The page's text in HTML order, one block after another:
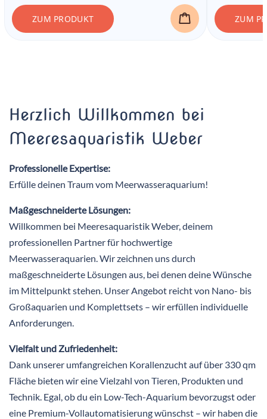
ZUM PRODUKT ZUM
Herzlich Willkommen bei
Meeresaquaristik Weber
Professionelle Expertise:
Erfülle deinen Traum vom Meerwasseraquarium!
Maßgeschneiderte Lösungen:
Willkommen bei Meeresaquaristik Weber, deinem
professionellen Partner für hochwertige
Meerwasseraquarien. Wir zeichnen uns durch
maßgeschneiderte Lösungen aus, bei denen deine Wünsche
im Mittelpunkt stehen. Unser Angebot reicht von Nano- bis
Großaquarien und Komplettsets – wir erfüllen individuelle
Anforderungen.
Vielfalt und Zufriedenheit:
Dank unserer umfangreichen Korallenzucht auf über 330 qm
Fläche bieten wir eine Vielzahl von Tieren, Produkten und
Technik. Egal, ob du ein Low-Tech-Aquarium bevorzugst oder
eine Premium-Vollautomatisierung wünschst – wir haben die